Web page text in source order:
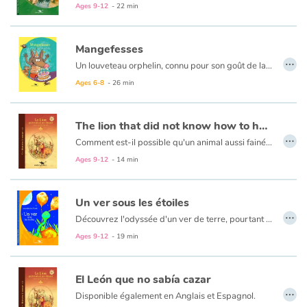
Fable, myth, literature and poetry
Princesses and princes, kings, queens and dragons
Ogres, monsters and witches
Heroines and Heroes
Ecology, nature, seasons
The animals
Travel, epic, investigation, adventure
Around the world
Learning
Ages 9-12 - 22 min
Mangefesses
Un louveteau orphelin, connu pour son goût de la saleté, ne cesse de semer le désordre dans une forêt peuplée de lapins, castors et grenouilles. Entre autres farces, son passe temps favori consiste à croquer les fesses des enfants. Excédés, les parents décident de réagir et de faire capturer l’incorrigible vaurien.
Ages 6-8 - 26 min
…
The lion that did not know how to hunt
Comment est-il possible qu'un animal aussi fainéant et macho que le lion ait pu être sacré
Ages 9-12 - 14 min
…
Un ver sous les étoiles
Découvrez l'odyssée d'un ver de terre, pourtant semblable à tous ceux de la société des vers de terre. Le hasard de la vie le transformera en héros... à jamais inconnu.
Ages 9-12 - 19 min
…
El León que no sabía cazar
Disponible également en Anglais et Espagnol. …